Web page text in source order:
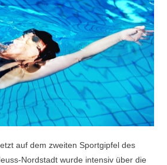
auf dem zweiten Sportgipfel des
Nordstadt wurde intensiv über die